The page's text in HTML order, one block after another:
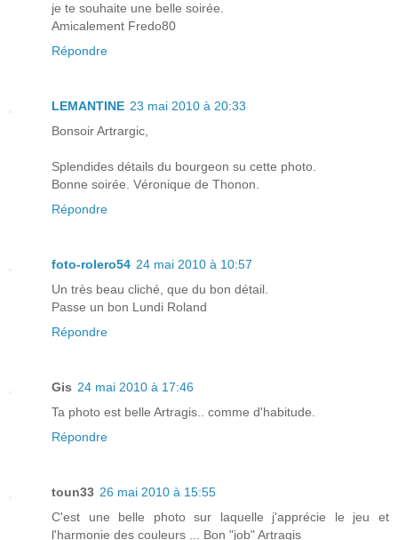
je te souhaite une belle soirée.
Amicalement Fredo80
Répondre
LEMANTINE 23 mai 2010 à 20:33
Bonsoir Artrargic,
Splendides détails du bourgeon su cette photo.
Bonne soirée. Véronique de Thonon.
Répondre
foto-rolero54 24 mai 2010 à 10:57
Un très beau cliché, que du bon détail.
Passe un bon Lundi Roland
Répondre
Gis 24 mai 2010 à 17:46
Ta photo est belle Artragis.. comme d'habitude.
Répondre
toun33 26 mai 2010 à 15:55
C'est une belle photo sur laquelle j'apprécie le jeu et
l'harmonie des couleurs ... Bon "job" Artragis